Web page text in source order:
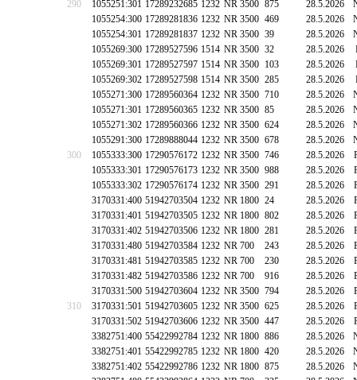
290
1055251:301 17289232685 1232 NR 3500 875 28.5.2026
1055254:300 17289281836 1232 NR 3500 469 28.5.2026
1055254:301 17289281837 1232 NR 3500 39 28.5.2026
1055269:300 17289527596 1514 NR 3500 32 28.5.2026
1055269:301 17289527597 1514 NR 3500 103 28.5.2026
1055269:302 17289527598 1514 NR 3500 285 28.5.2026
1055271:300 17289560364 1232 NR 3500 710 28.5.2026
1055271:301 17289560365 1232 NR 3500 85 28.5.2026
1055271:302 17289560366 1232 NR 3500 624 28.5.2026
1055291:300 17289888044 1232 NR 3500 678 28.5.2026
300
1055333:300 17290576172 1232 NR 3500 746 28.5.2026
1055333:301 17290576173 1232 NR 3500 988 28.5.2026
1055333:302 17290576174 1232 NR 3500 291 28.5.2026
3170331:400 51942703504 1232 NR 1800 24 28.5.2026
3170331:401 51942703505 1232 NR 1800 802 28.5.2026
3170331:402 51942703506 1232 NR 1800 281 28.5.2026
3170331:480 51942703584 1232 NR 700 243 28.5.2026
3170331:481 51942703585 1232 NR 700 230 28.5.2026
3170331:482 51942703586 1232 NR 700 916 28.5.2026
3170331:500 51942703604 1232 NR 3500 794 28.5.2026
310
3170331:501 51942703605 1232 NR 3500 625 28.5.2026
3170331:502 51942703606 1232 NR 3500 447 28.5.2026
3382751:400 55422992784 1232 NR 1800 886 28.5.2026
3382751:401 55422992785 1232 NR 1800 420 28.5.2026
3382751:402 55422992786 1232 NR 1800 875 28.5.2026